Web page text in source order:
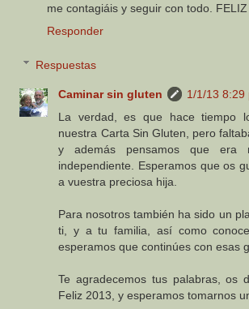
me contagiáis y seguir con todo. FELIZ
Responder
Respuestas
Caminar sin gluten
1/1/13 8:29
La verdad, es que hace tiempo
nuestra Carta Sin Gluten, pero
y además pensamos que era
independiente. Esperamos que os
a vuestra preciosa hija.
Para nosotros también ha sido un
ti, y a tu familia, así como
esperamos que continúes con esas
Te agradecemos tus palabras, os
Feliz 2013, y esperamos tomarnos